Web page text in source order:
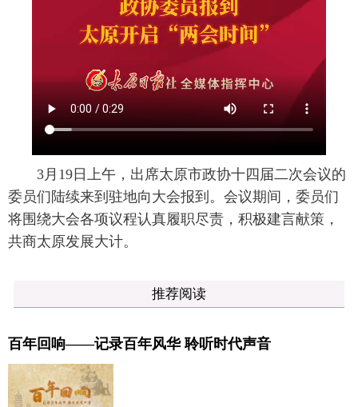
3月19日上午，出席太原市政协十四届二次会议的
委员们陆续来到驻地向大会报到。会议期间，委员们
将围绕大会各项议程认真履职尽责，积极建言献策，
共商太原发展大计。
推荐阅读
百年回响——记录百年风华 聆听时代声音